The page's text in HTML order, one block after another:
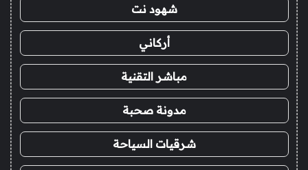
شهود نت
أركاني
مباشر التقنية
مدونة صحبة
شرقيات السياحة